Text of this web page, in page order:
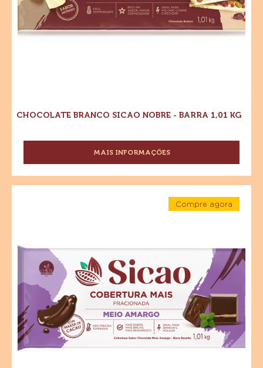
CHOCOLATE BRANCO SICAO NOBRE - BARRA 1,01 KG
MAIS INFORMAÇÕES
-
BRANCO
Compre agora
-
Meio
Amargo
Sicao
Mais
Barra
1,01
kg
Meio
Amargo
Barra
1,01
kg